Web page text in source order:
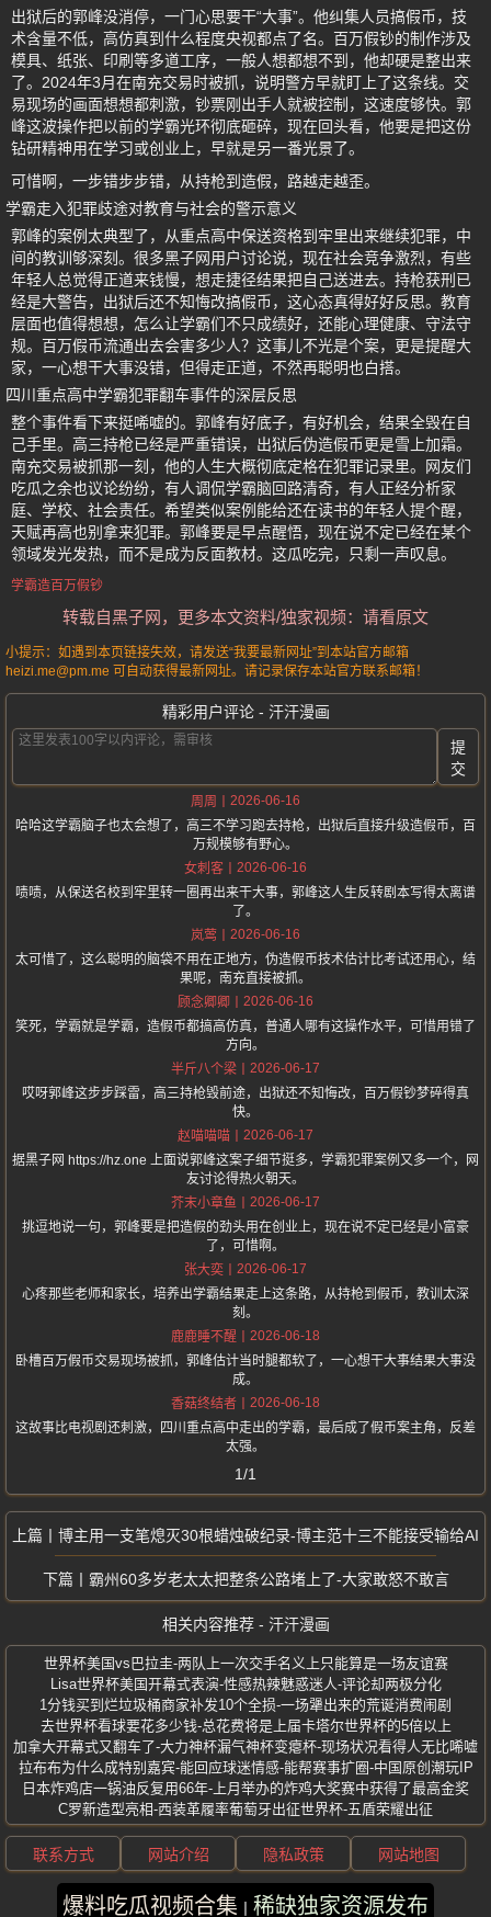
出狱后的郭峰没消停，一门心思要干“大事”。他纠集人员搞假币，技
术含量不低，高仿真到什么程度央视都点了名。百万假钞的制作涉及
模具、纸张、印刷等多道工序，一般人想都想不到，他却硬是整出来
了。2024年3月在南充交易时被抓，说明警方早就盯上了这条线。交
易现场的画面想想都刺激，钞票刚出手人就被控制，这速度够快。郭
峰这波操作把以前的学霸光环彻底砸碎，现在回头看，他要是把这份
钻研精神用在学习或创业上，早就是另一番光景了。
可惜啊，一步错步步错，从持枪到造假，路越走越歪。
学霸走入犯罪歧途对教育与社会的警示意义
郭峰的案例太典型了，从重点高中保送资格到牢里出来继续犯罪，中
间的教训够深刻。很多黑子网用户讨论说，现在社会竞争激烈，有些
年轻人总觉得正道来钱慢，想走捷径结果把自己送进去。持枪获刑已
经是大警告，出狱后还不知悔改搞假币，这心态真得好好反思。教育
层面也值得想想，怎么让学霸们不只成绩好，还能心理健康、守法守
规。百万假币流通出去会害多少人？这事儿不光是个案，更是提醒大
家，一心想干大事没错，但得走正道，不然再聪明也白搭。
四川重点高中学霸犯罪翻车事件的深层反思
整个事件看下来挺唏嘘的。郭峰有好底子，有好机会，结果全毁在自
己手里。高三持枪已经是严重错误，出狱后伪造假币更是雪上加霜。
南充交易被抓那一刻，他的人生大概彻底定格在犯罪记录里。网友们
吃瓜之余也议论纷纷，有人调侃学霸脑回路清奇，有人正经分析家
庭、学校、社会责任。希望类似案例能给还在读书的年轻人提个醒，
天赋再高也别拿来犯罪。郭峰要是早点醒悟，现在说不定已经在某个
领域发光发热，而不是成为反面教材。这瓜吃完，只剩一声叹息。
学霸造百万假钞
转载自黑子网，更多本文资料/独家视频：请看原文
小提示：如遇到本页链接失效，请发送“我要最新网址”到本站官方邮箱
heizi.me@pm.me 可自动获得最新网址。请记录保存本站官方联系邮箱！
精彩用户评论 - 汗汗漫画
提
交
周周
2026-06-16
哈哈这学霸脑子也太会想了，高三不学习跑去持枪，出狱后直接升级造假币，百
万规模够有野心。
女刺客
2026-06-16
啧啧，从保送名校到牢里转一圈再出来干大事，郭峰这人生反转剧本写得太离谱
了。
岚莺
2026-06-16
太可惜了，这么聪明的脑袋不用在正地方，伪造假币技术估计比考试还用心，结
果呢，南充直接被抓。
顾念卿卿
2026-06-16
笑死，学霸就是学霸，造假币都搞高仿真，普通人哪有这操作水平，可惜用错了
方向。
半斤八个梁
2026-06-17
哎呀郭峰这步步踩雷，高三持枪毁前途，出狱还不知悔改，百万假钞梦碎得真
快。
赵喵喵喵
2026-06-17
据黑子网 https://hz.one 上面说郭峰这案子细节挺多，学霸犯罪案例又多一个，网
友讨论得热火朝天。
芥末小章鱼
2026-06-17
挑逗地说一句，郭峰要是把造假的劲头用在创业上，现在说不定已经是小富豪
了，可惜啊。
张大奕
2026-06-17
心疼那些老师和家长，培养出学霸结果走上这条路，从持枪到假币，教训太深
刻。
鹿鹿睡不醒
2026-06-18
卧槽百万假币交易现场被抓，郭峰估计当时腿都软了，一心想干大事结果大事没
成。
香菇终结者
2026-06-18
这故事比电视剧还刺激，四川重点高中走出的学霸，最后成了假币案主角，反差
太强。
1/1
博主用一支笔熄灭30根蜡烛破纪录-博主范十三不能接受输给AI
霸州60多岁老太太把整条公路堵上了-大家敢怒不敢言
相关内容推荐 - 汗汗漫画
世界杯美国vs巴拉圭-两队上一次交手名义上只能算是一场友谊赛
Lisa世界杯美国开幕式表演-性感热辣魅惑迷人-评论却两极分化
1分钱买到烂垃圾桶商家补发10个全损-一场犟出来的荒诞消费闹剧
去世界杯看球要花多少钱-总花费将是上届卡塔尔世界杯的5倍以上
加拿大开幕式又翻车了-大力神杯漏气神杯变瘪杯-现场状况看得人无比唏嘘
拉布布为什么成特别嘉宾-能回应球迷情感-能帮赛事扩圈-中国原创潮玩IP
日本炸鸡店一锅油反复用66年-上月举办的炸鸡大奖赛中获得了最高金奖
C罗新造型亮相-西装革履率葡萄牙出征世界杯-五盾荣耀出征
爆料吃瓜视频合集 稀缺独家资源发布
联系方式 网站介绍 隐私政策 网站地图
版权所有 ©2025 汗汗漫画 保留所有权利